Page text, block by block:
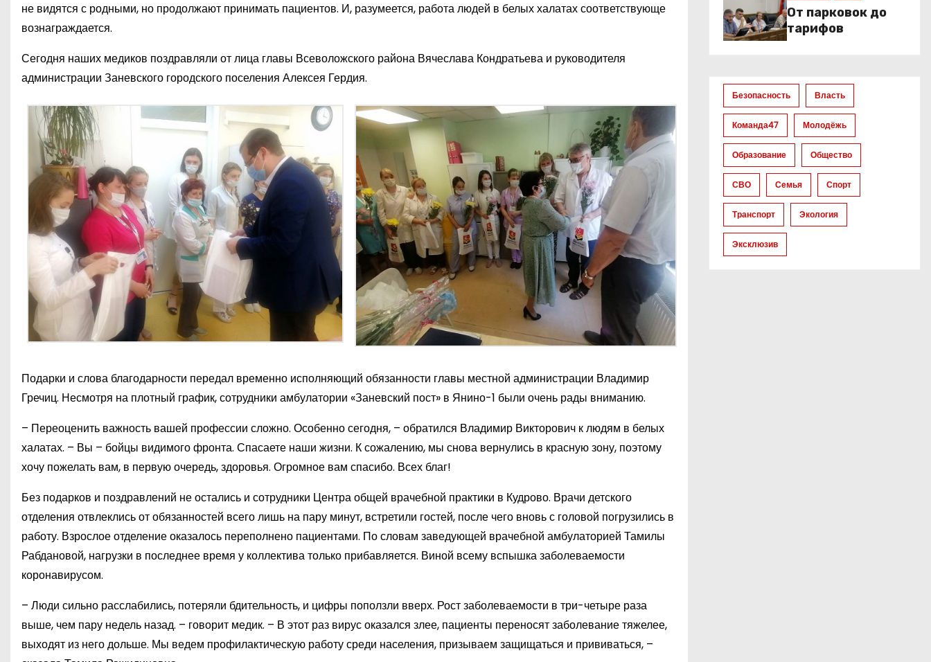
не видятся с родными, но продолжают принимать пациентов. И, разумеется, работа людей в белых халатах соответствующе
вознаграждается.
Сегодня наших медиков поздравляли от лица главы Всеволожского района Вячеслава Кондратьева и руководителя
администрации Заневского городского поселения Алексея Гердия.
Подарки и слова благодарности передал временно исполняющий обязанности главы местной администрации Владимир
Гречиц. Несмотря на плотный график, сотрудники амбулатории «Заневский пост» в Янино-1 были очень рады вниманию.
– Переоценить важность вашей профессии сложно. Особенно сегодня, – обратился Владимир Викторович к людям в белых
халатах. – Вы – бойцы видимого фронта. Спасаете наши жизни. К сожалению, мы снова вернулись в красную зону, поэтому
хочу пожелать вам, в первую очередь, здоровья. Огромное вам спасибо. Всех благ!
Без подарков и поздравлений не остались и сотрудники Центра общей врачебной практики в Кудрово. Врачи детского
отделения отвлеклись от обязанностей всего лишь на пару минут, встретили гостей, после чего вновь с головой погрузились в
работу. Взрослое отделение оказалось переполнено пациентами. По словам заведующей врачебной амбулаторией Тамилы
Рабдановой, нагрузки в последнее время у коллектива только прибавляется. Виной всему вспышка заболеваемости
коронавирусом.
– Люди сильно расслабились, потеряли бдительность, и цифры поползли вверх. Рост заболеваемости в три-четыре раза
выше, чем пару недель назад. – говорит медик. – В этот раз вирус оказался злее, пациенты переносят заболевание тяжелее,
выходят из него дольше. Мы ведем профилактическую работу среди населения, призываем защищаться и прививаться, –
От парковок до
тарифов
Безопасность Власть
Команда47 Молодёжь
Образование Общество
СВО Семья Спорт
Транспорт Экология
Эксклюзив